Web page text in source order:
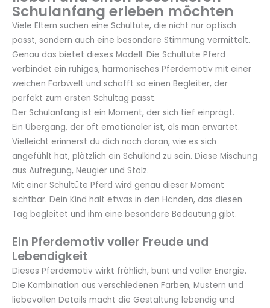
Schulanfang erleben möchten
Viele Eltern suchen eine Schultüte, die nicht nur optisch
passt, sondern auch eine besondere Stimmung vermittelt.
Genau das bietet dieses Modell. Die Schultüte Pferd
verbindet ein ruhiges, harmonisches Pferdemotiv mit einer
weichen Farbwelt und schafft so einen Begleiter, der
perfekt zum ersten Schultag passt.
Der Schulanfang ist ein Moment, der sich tief einprägt.
Ein Übergang, der oft emotionaler ist, als man erwartet.
Vielleicht erinnerst du dich noch daran, wie es sich
angefühlt hat, plötzlich ein Schulkind zu sein. Diese Mischung
aus Aufregung, Neugier und Stolz.
Mit einer Schultüte Pferd wird genau dieser Moment
sichtbar. Dein Kind hält etwas in den Händen, das diesen
Tag begleitet und ihm eine besondere Bedeutung gibt.
Ein Pferdemotiv voller Freude und
Lebendigkeit
Dieses Pferdemotiv wirkt fröhlich, bunt und voller Energie.
Die Kombination aus verschiedenen Farben, Mustern und
liebevollen Details macht die Gestaltung lebendig und